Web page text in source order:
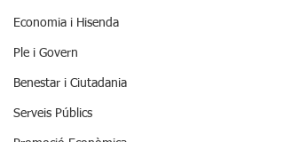
Economia i Hisenda
Ple i Govern
Benestar i Ciutadania
Serveis Públics